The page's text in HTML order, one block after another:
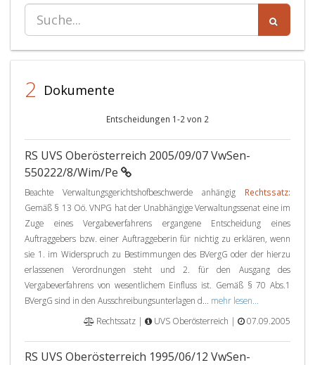
2 Dokumente
Entscheidungen 1-2 von 2
RS UVS Oberösterreich 2005/09/07 VwSen-
550222/8/Wim/Pe
Beachte Verwaltungsgerichtshofbeschwerde anhängig Rechtssatz:
Gemäß § 13 Oö. VNPG hat der Unabhängige Verwaltungssenat eine im
Zuge eines Vergabeverfahrens ergangene Entscheidung eines
Auftraggebers bzw. einer Auftraggeberin für nichtig zu erklären, wenn
sie 1. im Widerspruch zu Bestimmungen des BVergG oder der hierzu
erlassenen Verordnungen steht und 2. für den Ausgang des
Vergabeverfahrens von wesentlichem Einfluss ist. Gemäß § 70 Abs.1
BVergG sind in den Ausschreibungsunterlagen d... mehr lesen...
Rechtssatz |
UVS Oberösterreich | 07.09.2005
RS UVS Oberösterreich 1995/06/12 VwSen-